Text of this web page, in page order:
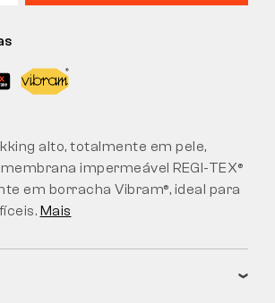
alto, totalmente em pele,
impermeável REGI-TEX®
em borracha Vibram®, ideal para
Mais